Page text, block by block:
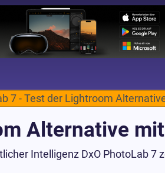
7 - Test der Lightroom
Alternative
Intelligenz DxO PhotoLab 7